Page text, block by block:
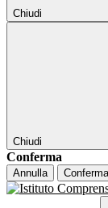
Chiudi
Chiudi
Conferma
Annulla Conferma